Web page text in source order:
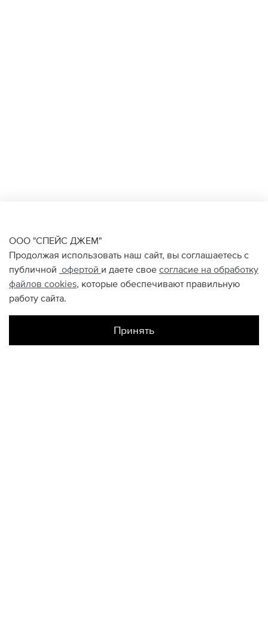
ООО "СПЕЙС ДЖЕМ"
Продолжая использовать наш сайт, вы соглашаетесь с
публичной офертой и даете свое согласие на обработку
файлов cookies, которые обеспечивают правильную
работу сайта.
Принять